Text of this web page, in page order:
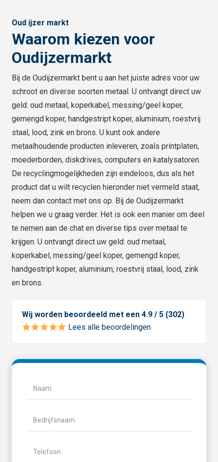
Oud ijzer markt
Waarom kiezen voor
Oudijzermarkt
Bij de Oudijzermarkt bent u aan het juiste adres voor uw
schroot en diverse soorten metaal. U ontvangt direct uw
geld: oud metaal, koperkabel, messing/geel koper,
gemengd koper, handgestript koper, aluminium, roestvrij
staal, lood, zink en brons. U kunt ook andere
metaalhoudende producten inleveren, zoals printplaten,
moederborden, diskdrives, computers en katalysatoren.
De recyclingmogelijkheden zijn eindeloos, dus als het
product dat u wilt recyclen hieronder niet vermeld staat,
neem dan contact met ons op. Bij de Oudijzermarkt
helpen we u graag verder. Het is ook een manier om deel
te nemen aan de chat en diverse tips over metaal te
krijgen. U ontvangt direct uw geld: oud metaal,
koperkabel, messing/geel koper, gemengd koper,
handgestript koper, aluminium, roestvrij staal, lood, zink
en brons.
Wij worden beoordeeld met een 4.9 / 5 (302)
Lees alle beoordelingen
Naam
Bedrijfsnaam
Telefoon